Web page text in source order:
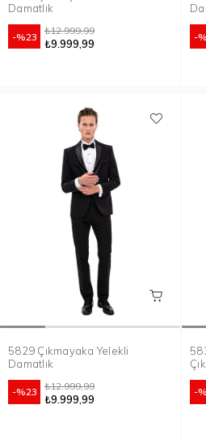
Damatlık
%23
₺9.999,99
₺12.999,99
5829 Çıkmayaka Yelekli
Damatlık
%23
₺9.999,99
₺12.999,99